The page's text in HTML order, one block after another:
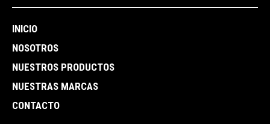
INICIO
NOSOTROS
NUESTROS PRODUCTOS
NUESTRAS MARCAS
CONTACTO